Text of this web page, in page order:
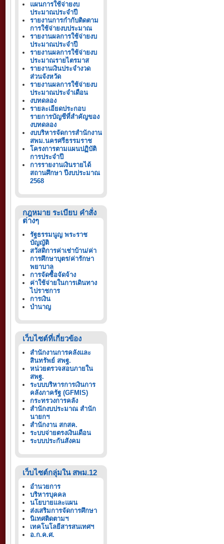
แผนการใช้จ่ายงบ
ประมาณประจำปี
รายงานการกำกับติดตาม
การใช้จ่ายงบประมาณ
รายงานผลการใช้จ่ายงบ
ประมาณประจำปี
รายงานผลการใช้จ่ายงบ
ประมาณรายไตรมาส
รายงานเงินประจำงวด
ส่วนจังหวัด
รายงานผลการใช้จ่ายงบ
ประมาณประจำเดือน
งบทดลอง
รายละเอียดประกอบ
รายการบัญชีที่สำคัญของ
งบทดลอง
งบบริหารจัดการสำนักงาน
สพม.นครศรีธรรมราช
โครงการตามแผนปฏิบัติ
การประจำปี
การรายงานเงินรายได้
สถานศึกษา ปีงบประมาณ
2568
กฎหมาย ระเบียบ คำสั่ง
ต่างๆ
รัฐธรรมนูญ พระราช
บัญญัติ
สวัสดิการค่าเช่าบ้าน/ค่า
การศึกษาบุตร/ค่ารักษา
พยาบาล
การจัดซื้อจัดจ้าง
ค่าใช้จ่ายในการเดินทาง
ไปราชการ
การเงิน
บำนาญ
เว็บไซต์ที่เกี่ยวข้อง
สำนักงานการคลังและ
สินทรัพย์ สพฐ.
หน่วยตรวจสอบภายใน
สพฐ.
ระบบบริหารการเงินการ
คลังภาครัฐ (GFMIS)
กระทรวงการคลัง
สำนักงบประมาณ สำนัก
นายกฯ
สำนักงาน สกสค.
ระบบจ่ายตรงเงินเดือน
ระบบประกันสังคม
เว็บไซต์กลุ่มใน สพม.12
อำนวยการ
บริหารบุคคล
นโยบายและแผน
ส่งเสริมการจัดการศึกษา
นิเทศติดตามฯ
เทคโนโลยีสารสนเทศฯ
อ.ก.ค.ศ.